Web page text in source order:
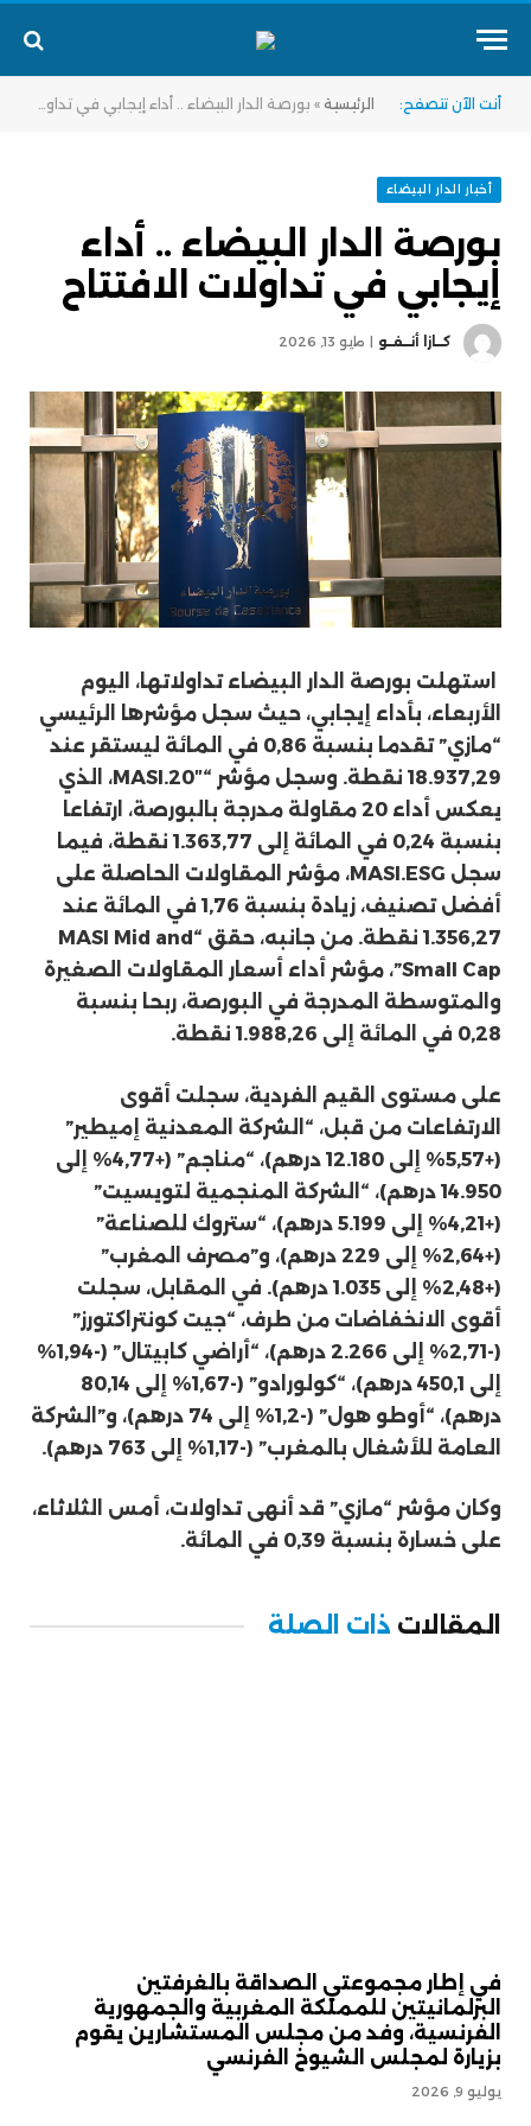
أنت الآن تتصفح: الرئيسية » بورصة الدار البيضاء .. أداء إيجابي في تداولات الافتتاح
أخبار الدار البيضاء
بورصة الدار البيضاء .. أداء
إيجابي في تداولات الافتتاح
كــازا أنــفــو مايو 13, 2026
استهلت بورصة الدار البيضاء تداولاتها، اليوم
الأربعاء، بأداء إيجابي، حيث سجل مؤشرها الرئيسي
“مازي” تقدما بنسبة 0,86 في المائة ليستقر عند
18.937,29 نقطة. وسجل مؤشر “MASI.20″، الذي
يعكس أداء 20 مقاولة مدرجة بالبورصة، ارتفاعا
بنسبة 0,24 في المائة إلى 1.363,77 نقطة، فيما
سجل MASI.ESG، مؤشر المقاولات الحاصلة على
أفضل تصنيف، زيادة بنسبة 1,76 في المائة عند
1.356,27 نقطة. من جانبه، حقق “MASI Mid and
Small Cap”، مؤشر أداء أسعار المقاولات الصغيرة
والمتوسطة المدرجة في البورصة، ربحا بنسبة
0,28 في المائة إلى 1.988,26 نقطة.
على مستوى القيم الفردية، سجلت أقوى
الارتفاعات من قبل، “الشركة المعدنية إميطير”
(+5,57% إلى 12.180 درهم)، “مناجم” (+4,77% إلى
14.950 درهم)، “الشركة المنجمية لتويسيت”
(+4,21% إلى 5.199 درهم)، “ستروك للصناعة”
(+2,64% إلى 229 درهم)، و”مصرف المغرب”
(+2,48% إلى 1.035 درهم). في المقابل، سجلت
أقوى الانخفاضات من طرف، “جيت كونتراكتورز”
(-2,71% إلى 2.266 درهم)، “أراضي كابيتال” (-1,94%
إلى 450,1 درهم)، “كولورادو” (-1,67% إلى 80,14
درهم)، “أوطو هول” (-1,2% إلى 74 درهم)، و”الشركة
العامة للأشغال بالمغرب” (-1,17% إلى 763 درهم).
وكان مؤشر “مازي” قد أنهى تداولات، أمس الثلاثاء،
على خسارة بنسبة 0,39 في المائة.
المقالات ذات الصلة
في إطار مجموعتي الصداقة بالغرفتين
البرلمانيتين للمملكة المغربية والجمهورية
الفرنسية، وفد من مجلس المستشارين يقوم
بزيارة لمجلس الشيوخ الفرنسي
يوليو 9, 2026